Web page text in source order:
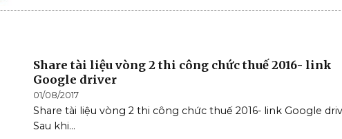
Share tài liệu vòng 2 thi công chức thuế 2016- link
Google driver
01/08/2017
Share tài liệu vòng 2 thi công chức thuế 2016- link Google
Sau khi...